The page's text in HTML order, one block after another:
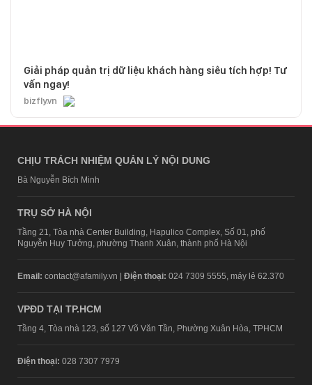
Giải pháp quản trị dữ liệu khách hàng siêu tích hợp! Tư
vấn ngay!
bizfly.vn
CHỊU TRÁCH NHIỆM QUẢN LÝ NỘI DUNG
Bà Nguyễn Bích Minh
TRỤ SỞ HÀ NỘI
Tầng 21, Tòa nhà Center Building, Hapulico Complex, Số 01, phố
Nguyễn Huy Tưởng, phường Thanh Xuân, thành phố Hà Nội
Email: contact@afamily.vn | Điện thoại: 024 7309 5555, máy lẻ 62.370
VPĐD TẠI TP.HCM
Tầng 4, Tòa nhà 123, số 127 Võ Văn Tần, Phường Xuân Hòa, TPHCM
Điện thoại: 028 7307 7979